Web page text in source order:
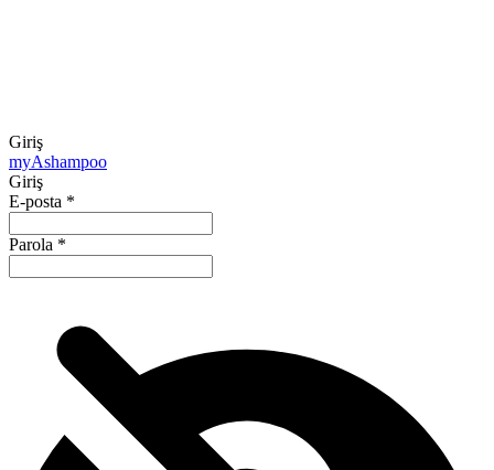
Giriş
myAshampoo
Giriş
E-posta *
Parola *